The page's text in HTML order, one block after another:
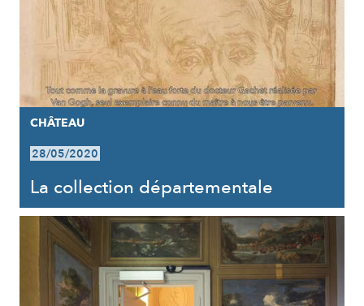
CHÂTEAU
28/05/2020
La collection départementale